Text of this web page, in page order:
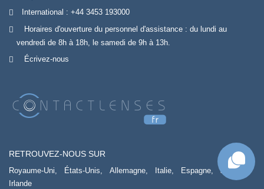
International : +44 3453 193000
Horaires d'ouverture du personnel d'assistance : du lundi au
vendredi de 8h à 18h, le samedi de 9h à 13h.
Écrivez-nous
RETROUVEZ-NOUS SUR
Royaume-Uni, États-Unis, Allemagne, Italie, Espagne,
Japon,
Irlande